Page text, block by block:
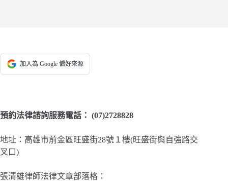
加入為 Google 偏好來源
預約法律諮詢服務電話： (07)2728828
地址：高雄市前金區旺盛街28號１樓(旺盛街與自強路交
叉口)
張清雄律師法律文章部落格：